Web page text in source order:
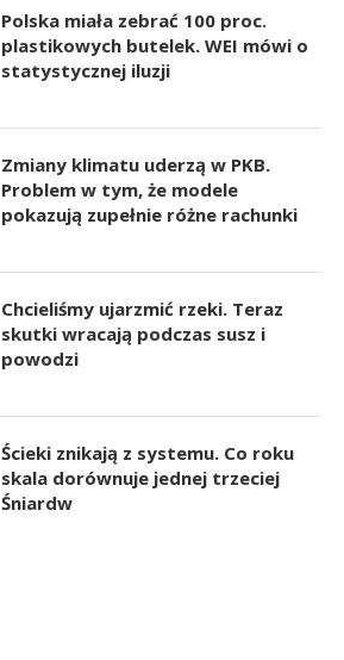
Polska miała zebrać 100 proc.
plastikowych butelek. WEI mówi o
statystycznej iluzji
Zmiany klimatu uderzą w PKB.
Problem w tym, że modele
pokazują zupełnie różne rachunki
Chcieliśmy ujarzmić rzeki. Teraz
skutki wracają podczas susz i
powodzi
Ścieki znikają z systemu. Co roku
skala dorównuje jednej trzeciej
Śniardw